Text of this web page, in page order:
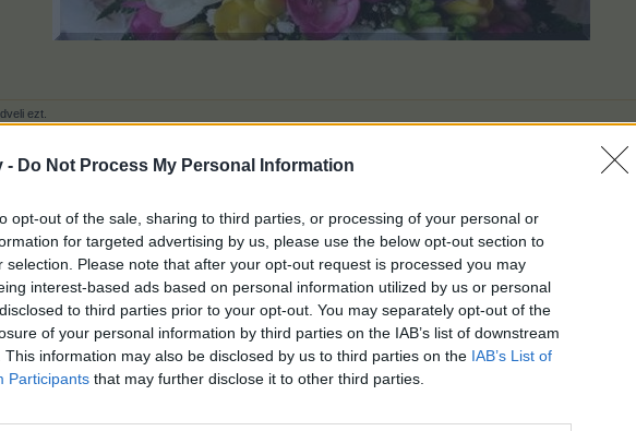
- Do Not Process My Personal Information
opt-out of the sale, sharing to third parties, or processing of your personal or
for targeted advertising by us, please use the below opt-out section to
selection. Please note that after your opt-out request is processed you may
interest-based ads based on personal information utilized by us or personal
to third parties prior to your opt-out. You may separately opt-out of the
of your personal information by third parties on the IAB’s list of downstream
This information may also be disclosed by us to third parties on the IAB’s List of
Participants that may further disclose it to other third parties.
ezt.
látok remélem holnap sikereebb leszek
területen, áthaladva. Nem írom ki a helyek nevét.
és vissza úton is, nagy késéssel érkeztünk.
se kerül.